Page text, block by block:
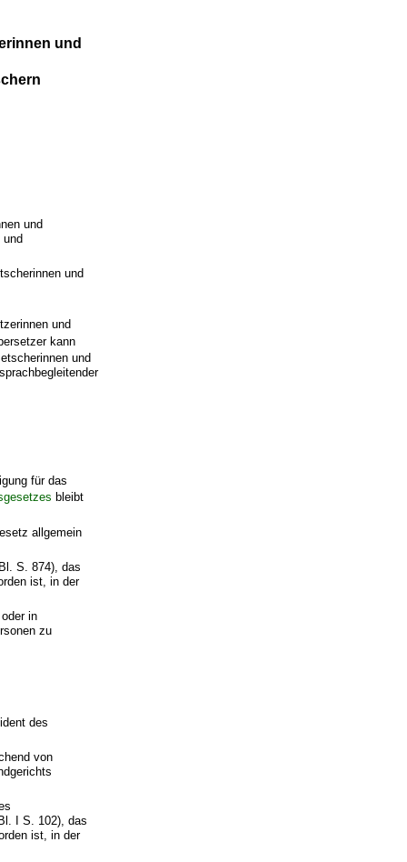
und
und
und
und
und
kann
und
für das
bleibt
allgemein
S. 874), das
ist, in der
in
zu
des
von
I S. 102), das
ist, in der